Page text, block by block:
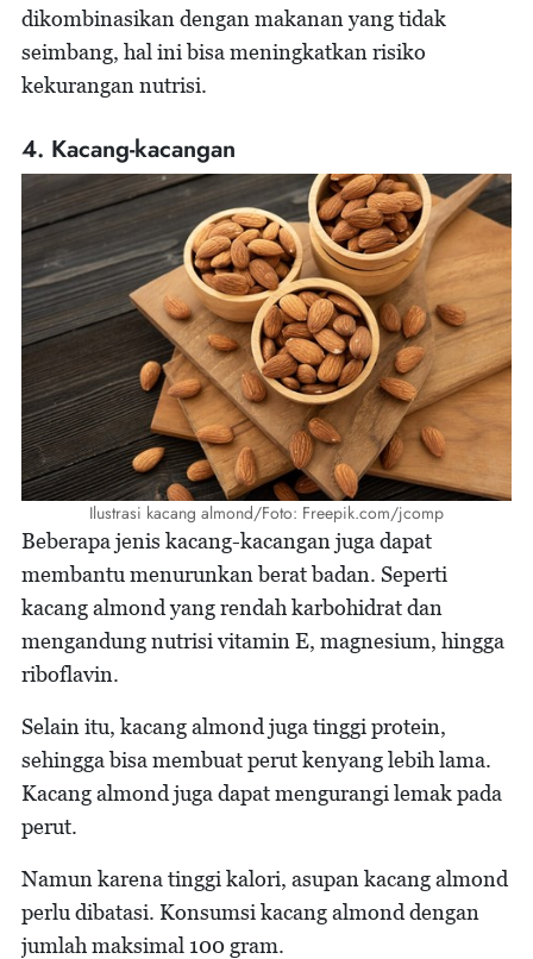
dikombinasikan dengan makanan yang tidak
seimbang, hal ini bisa meningkatkan risiko
kekurangan nutrisi.
4. Kacang-kacangan
Ilustrasi kacang almond/Foto: Freepik.com/jcomp
Beberapa jenis kacang-kacangan juga dapat
membantu menurunkan berat badan. Seperti
kacang almond yang rendah karbohidrat dan
mengandung nutrisi vitamin E, magnesium, hingga
riboflavin.
Selain itu, kacang almond juga tinggi protein,
sehingga bisa membuat perut kenyang lebih lama.
Kacang almond juga dapat mengurangi lemak pada
perut.
Namun karena tinggi kalori, asupan kacang almond
perlu dibatasi. Konsumsi kacang almond dengan
jumlah maksimal 100 gram.